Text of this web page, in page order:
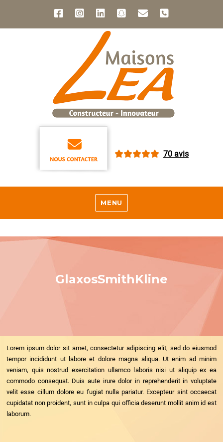
70 avis
MENU
GlaxosSmithKline
Lorem ipsum dolor sit amet, consectetur adipiscing elit, sed do eiusmod
tempor incididunt ut labore et dolore magna aliqua. Ut enim ad minim
veniam, quis nostrud exercitation ullamco laboris nisi ut aliquip ex ea
commodo consequat. Duis aute irure dolor in reprehenderit in voluptate
velit esse cillum dolore eu fugiat nulla pariatur. Excepteur sint occaecat
cupidatat non proident, sunt in culpa qui officia deserunt mollit anim id est
laborum.